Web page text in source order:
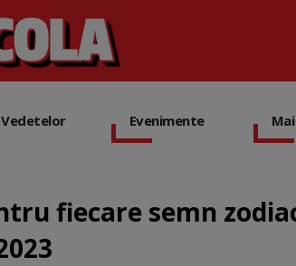
Evenimente
fiecare semn